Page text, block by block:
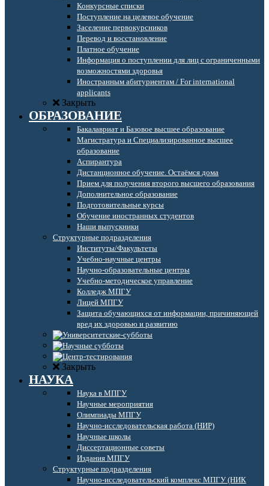
Конкурсные списки
Поступление на целевое обучение
Заселение первокурсников
Перевод и восстановление
Платное обучение
Информация о поступлении для лиц с ограниченными
возможностями здоровья
Иностранным абитуриентам / For international
applicants
Закрыть
ОБРАЗОВАНИЕ
Бакалавриат и Базовое высшее образование
Магистратура и Специализированное высшее
образование
Аспирантура
Дистанционное обучение. Остаёмся дома
Прием для получения второго высшего образования
Дополнительное образование
Подготовительные курсы
Обучение иностранных студентов
Наши выпускники
Структурные подразделения
Институты/Факультеты
Учебно-научные центры
Научно-образовательные центры
Учебно-методическое управление
Колледж МПГУ
Лицей МПГУ
Защита обучающихся от информации, причиняющей
вред их здоровью и развитию
Закрыть
НАУКА
Наука в МПГУ
Научные мероприятия
Олимпиады МПГУ
Научно-исследовательская работа (НИР)
Научные школы
Диссертационные советы
Издания МПГУ
Структурные подразделения
Научно-исследовательский комплекс МПГУ (НИК